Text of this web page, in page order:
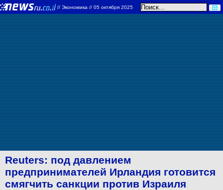
// Экономика // 05 октября 2025
Reuters: под давлением
предпринимателей Ирландия готовится
смягчить санкции против Израиля